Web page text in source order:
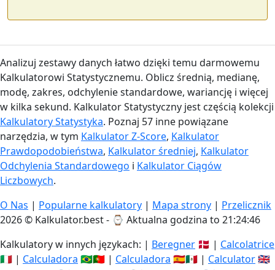
Analizuj zestawy danych łatwo dzięki temu darmowemu
Kalkulatorowi Statystycznemu. Oblicz średnią, medianę,
modę, zakres, odchylenie standardowe, wariancję i więcej
w kilka sekund. Kalkulator Statystyczny jest częścią kolekcji
Kalkulatory Statystyka. Poznaj 57 inne powiązane
narzędzia, w tym Kalkulator Z-Score, Kalkulator
Prawdopodobieństwa, Kalkulator średniej, Kalkulator
Odchylenia Standardowego i Kalkulator Ciągów
Liczbowych.
O Nas | Popularne kalkulatory | Mapa strony | Przelicznik
2026 © Kalkulator.best - ⌚ Aktualna godzina to 21:24:47
Kalkulatory w innych językach: | Beregner 🇩🇰 | Calcolatrice
🇮🇹 | Calculadora 🇧🇷🇵🇹 | Calculadora 🇪🇸🇲🇽 | Calculator🇬🇧